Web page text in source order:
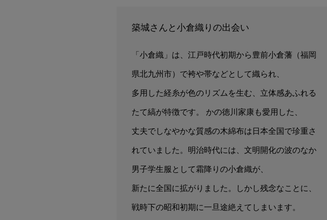
築城さんと小倉織りの出会い
「小倉織」は、江戸時代初期から豊前小倉藩（福岡
県北九州市）で袴や帯などとして織られ、
多用した経糸が色のリズムを生む、立体感あふれる
たて縞が特徴です。 かの徳川家康も愛用した、
丈夫でしなやかな質感の木綿布は日本全国で珍重さ
れていました。明治時代には、文明開化の波のなか
男子学生服として霜降りの小倉織が、
新たに全国に拡がりました。しかし残念なことに、
戦時下の昭和初期に一旦途絶えてしまいます。